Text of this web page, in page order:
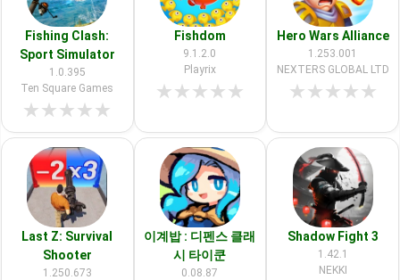
Fishing Clash:
Sport Simulator
1.0.395
Ten Square Games
★★★★★
Fishdom
9.1.2.0
Playrix
★★★★★
Hero Wars Alliance
1.253.001
NEXTERS GLOBAL LTD
★★★★★
Last Z: Survival
Shooter
1.250.673
이계밥 : 디펜스 클래
시 타이쿤
0.08.87
Shadow Fight 3
1.42.1
NEKKI